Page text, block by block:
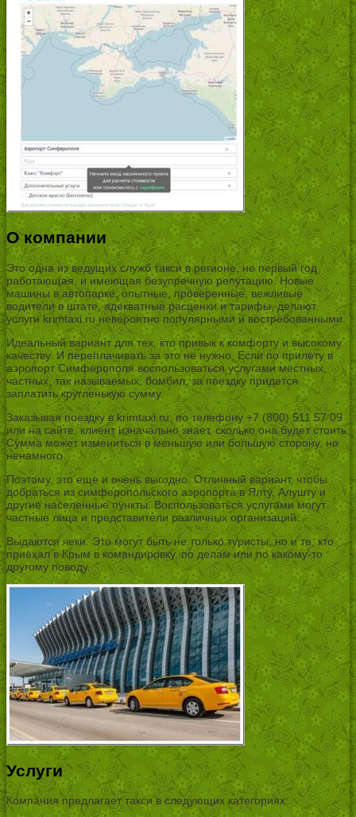
О компании
Это одна из ведущих служб такси в регионе, не первый год
работающая, и имеющая безупречную репутацию. Новые
машины в автопарке, опытные, проверенные, вежливые
водители в штате, адекватные расценки и тарифы, делают
услуги krimtaxi.ru невероятно популярными и востребованными.
Идеальный вариант для тех, кто привык к комфорту и высокому
качеству. И переплачивать за это не нужно. Если по прилету в
аэропорт Симферополя воспользоваться услугами местных,
частных, так называемых, бомбил, за поездку придется
заплатить кругленькую сумму.
Заказывая поездку в krimtaxi.ru, по телефону +7 (800) 511 57 09
или на сайте, клиент изначально знает, сколько она будет стоить.
Сумма может измениться в меньшую или большую сторону, но
ненамного.
Поэтому, это еще и очень выгодно. Отличный вариант, чтобы
добраться из симферопольского аэропорта в Ялту, Алушту и
другие населенные пункты. Воспользоваться услугами могут
частные лица и представители различных организаций.
Выдаются чеки. Это могут быть не только туристы, но и те, кто
приехал в Крым в командировку, по делам или по какому-то
другому поводу.
Услуги
Компания предлагает такси в следующих категориях: